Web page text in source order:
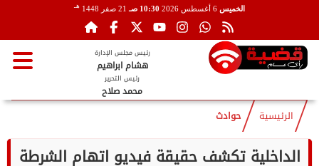
الخميس 10:30 صـ 21 صفر 1448 هـ
رئيس مجلس الإدارة
هشام ابراهيم
رئيس التحرير
محمد صلاح
الرئيسية حوادث
الداخلية تكشف حقيقة فيديو اتهام الشرطة